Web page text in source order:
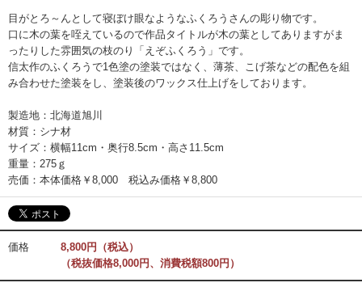
目がとろ～んとして寝ぼけ眼なようなふくろうさんの彫り物です。
口に木の葉を咥えているので作品タイトルが木の葉としてありますがま
ったりした雰囲気の枝のり「えぞふくろう」です。
信太作のふくろうで1色塗の塗装ではなく、薄茶、こげ茶などの配色を組
み合わせた塗装をし、塗装後のワックス仕上げをしております。
製造地：北海道旭川
材質：シナ材
サイズ：横幅11cm・奥行8.5cm・高さ11.5cm
重量：275ｇ
売価：本体価格￥8,000 税込み価格￥8,800
価格
8,800円（税込）
（税抜価格8,000円、消費税額800円）